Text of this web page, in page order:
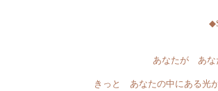
あなたが あな
きっと あなたの中にある光